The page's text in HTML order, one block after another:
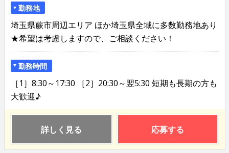
勤務地
埼玉県蕨市周辺エリア ほか埼玉県全域に多数勤務地あり
★希望は考慮しますので、ご相談ください！
勤務時間
［1］8:30～17:30 ［2］20:30～翌5:30 短期も長期の方も
大歓迎♪
詳しく見る 応募する